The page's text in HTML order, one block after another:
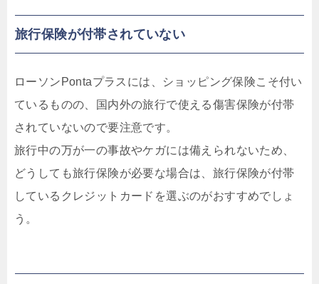
旅行保険が付帯されていない
ローソンPontaプラスには、ショッピング保険こそ付い
ているものの、
国内外の旅行で使える傷害保険が付帯
されていないので要注意です。
旅行中の万が一の事故やケガには備えられないため、
どうしても旅行保険が必要な場合は、旅行保険が付帯
しているクレジットカードを選ぶのがおすすめでしょ
う。